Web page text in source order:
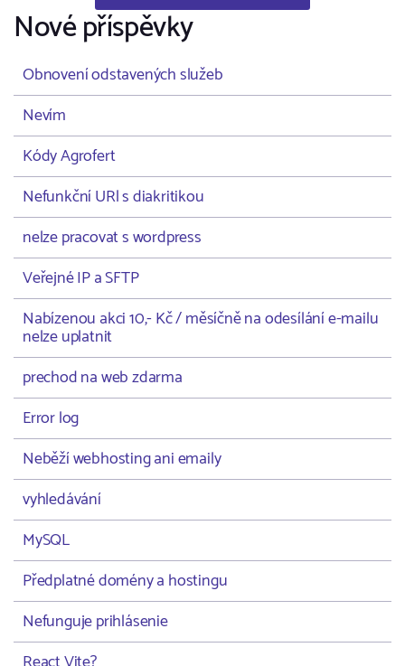
Nové příspěvky
Obnovení odstavených služeb
Nevím
Kódy Agrofert
Nefunkční URl s diakritikou
nelze pracovat s wordpress
Veřejné IP a SFTP
Nabízenou akci 10,- Kč / měsíčně na odesílání e-mailu
nelze uplatnit
prechod na web zdarma
Error log
Neběží webhosting ani emaily
vyhledávání
MySQL
Předplatné domény a hostingu
Nefunguje prihlásenie